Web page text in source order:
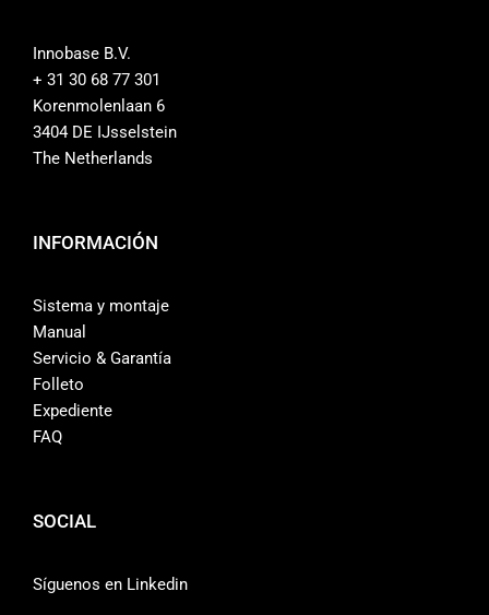
Tienda
Innobase B.V.
+ 31 30 68 77 301
Korenmolenlaan 6
3404 DE IJsselstein
The Netherlands
INFORMACIÓN
Sistema y montaje
Manual
Servicio & Garantía
Folleto
Expediente
FAQ
SOCIAL
Síguenos en Linkedin